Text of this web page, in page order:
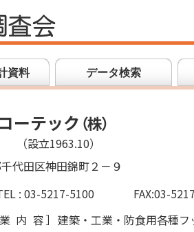
資料 データ検索
ーテック（株）
（設立1963.10）
代田区神田錦町２－９
: 03-5217-5100
FAX:03-
内容］ 建築・工業・防食用各種